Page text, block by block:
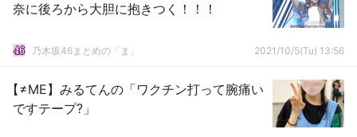
奈に後ろから大胆に抱きつく！！！
乃木坂46まとめの「ま」 2021/10/5(Tu) 13:56
【≠ME】みるてんの「ワクチン打って腕痛い
ですテープ?」